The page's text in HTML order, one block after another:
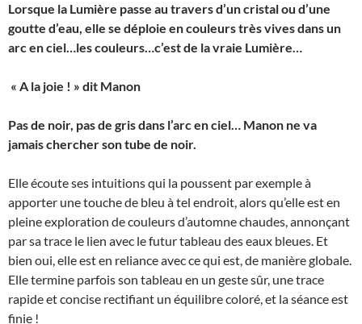
Lorsque la Lumière passe au travers d’un cristal ou d’une
goutte d’eau, elle se déploie en couleurs très vives dans un
arc en ciel…les couleurs…c’est de la vraie Lumière…
« A la joie ! » dit Manon
Pas de noir, pas de gris dans l’arc en ciel… Manon ne va
jamais chercher son tube de noir.
Elle écoute ses intuitions qui la poussent par exemple à
apporter une touche de bleu à tel endroit, alors qu’elle est en
pleine exploration de couleurs d’automne chaudes, annonçant
par sa trace le lien avec le futur tableau des eaux bleues. Et
bien oui, elle est en reliance avec ce qui est, de manière globale.
Elle termine parfois son tableau en un geste sûr, une trace
rapide et concise rectifiant un équilibre coloré, et la séance est
finie !